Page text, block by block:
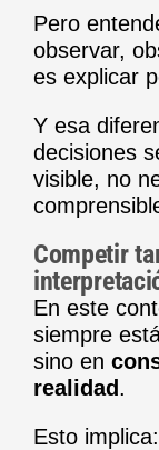
Pero
observar,
es explicar
Y esa
decisiones
visible, no
Competir
En este
siempre
sino en
realidad.
Esto implica: